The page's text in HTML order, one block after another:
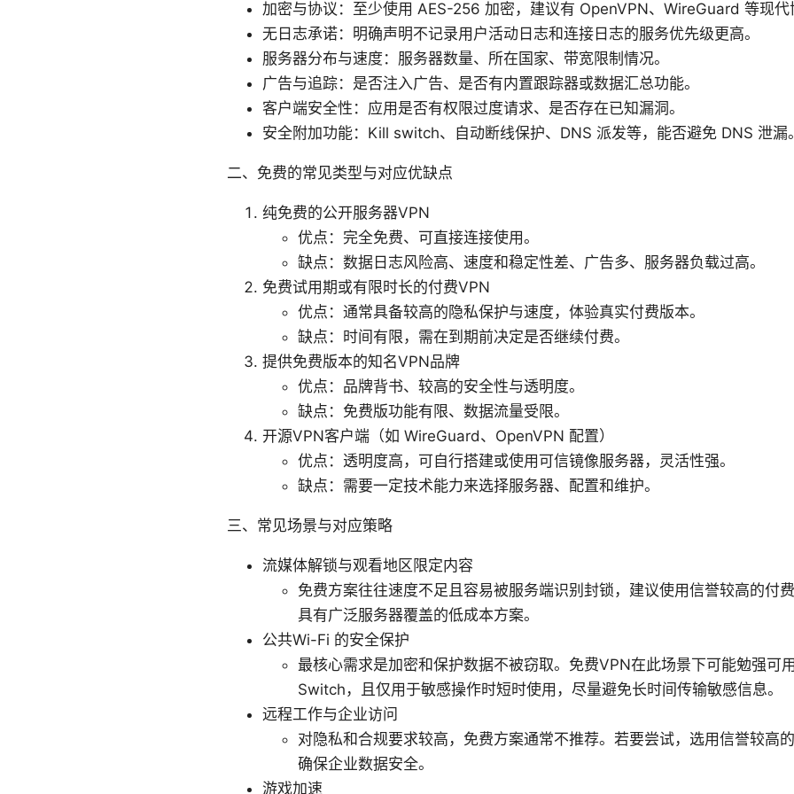
加密与协议：至少使用 AES-256 加密，建议有 OpenVPN、WireGuard 等现代
无日志承诺：明确声明不记录用户活动日志和连接日志的服务优先级更高。
服务器分布与速度：服务器数量、所在国家、带宽限制情况。
广告与追踪：是否注入广告、是否有内置跟踪器或数据汇总功能。
客户端安全性：应用是否有权限过度请求、是否存在已知漏洞。
安全附加功能：Kill switch、自动断线保护、DNS 派发等，能否避免 DNS 泄漏。
二、免费的常见类型与对应优缺点
纯免费的公开服务器VPN
优点：完全免费、可直接连接使用。
缺点：数据日志风险高、速度和稳定性差、广告多、服务器负载过高。
免费试用期或有限时长的付费VPN
优点：通常具备较高的隐私保护与速度，体验真实付费版本。
缺点：时间有限，需在到期前决定是否继续付费。
提供免费版本的知名VPN品牌
优点：品牌背书、较高的安全性与透明度。
缺点：免费版功能有限、数据流量受限。
开源VPN客户端（如 WireGuard、OpenVPN 配置）
优点：透明度高，可自行搭建或使用可信镜像服务器，灵活性强。
缺点：需要一定技术能力来选择服务器、配置和维护。
三、常见场景与对应策略
流媒体解锁与观看地区限定内容
免费方案往往速度不足且容易被服务端识别封锁，建议使用信誉较高的付
具有广泛服务器覆盖的低成本方案。
公共Wi-Fi 的安全保护
最核心需求是加密和保护数据不被窃取。免费VPN在此场景下可能勉强可
Switch，且仅用于敏感操作时短时使用，尽量避免长时间传输敏感信息。
远程工作与企业访问
对隐私和合规要求较高，免费方案通常不推荐。若要尝试，选用信誉较高
确保企业数据安全。
游戏加速